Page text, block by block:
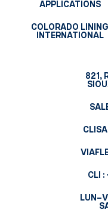
APPLICATIONS
COLORADO LINING
INTERNATIONAL
821,
CLI :